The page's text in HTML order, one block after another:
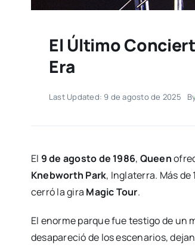
El Último
Era
Last Updated: 9 de agosto de 2025
El 9 de agosto de 1986, Queen
Knebworth Park, Inglaterra. Más
cerró la gira Magic Tour.
El enorme parque fue testigo de un
desapareció de los escenarios,